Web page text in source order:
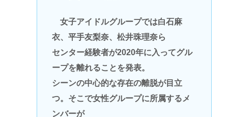
女子アイドルグループでは白石麻
衣、平手友梨奈、松井珠理奈ら
センター経験者が2020年に入ってグル
ープを離れることを発表。
シーンの中心的な存在の離脱が目立
つ。そこで女性グループに所属するメ
ンバーが